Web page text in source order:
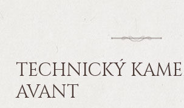
TECHNICKÝ
AVANT